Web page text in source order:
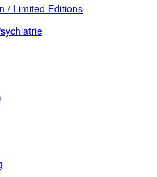
/ Limited Editions